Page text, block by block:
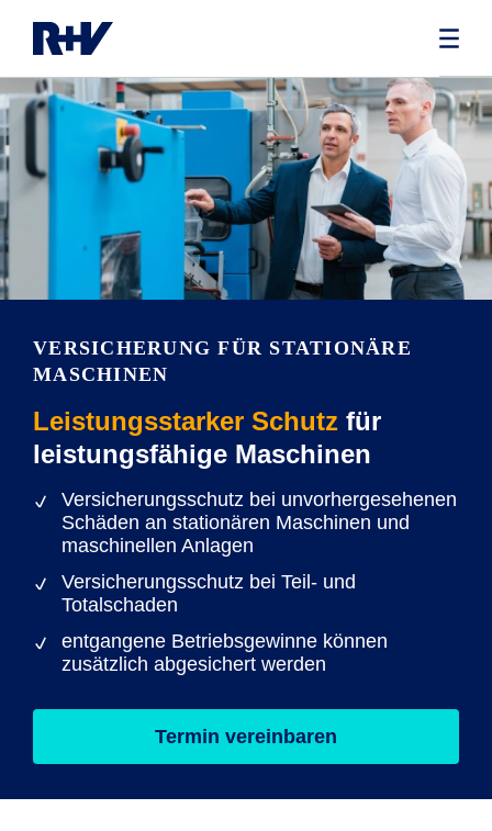
VERSICHERUNG FÜR STATIONÄRE
MASCHINEN
Leistungsstarker Schutz für
leistungsfähige Maschinen
Versicherungsschutz bei unvorhergesehenen
Schäden an stationären Maschinen und
maschinellen Anlagen
Versicherungsschutz bei Teil- und
Totalschaden
entgangene Betriebsgewinne können
zusätzlich abgesichert werden
Termin vereinbaren